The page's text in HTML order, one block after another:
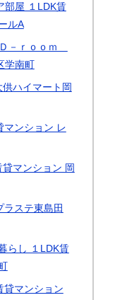
部屋 １LDK賃
ルA
－ｒｏｏｍ
学南町
ハイマート岡
マンション レ
マンション 岡
ステ東島田
らし １LDK賃
貸マンション